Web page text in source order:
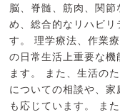
脳、脊髄、筋肉、関
め、総合的なリハビリ
す。 理学療法、作業
の日常生活上重要な
ます。 また、生活の
についての相談や、
も応じています。 ま